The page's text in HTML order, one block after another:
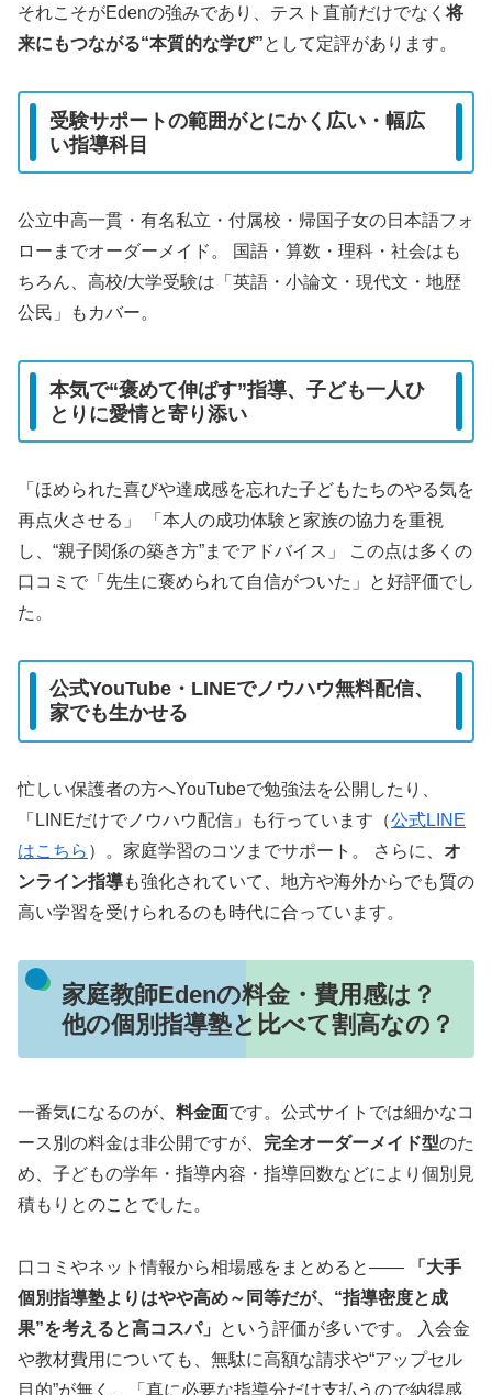
それこそがEdenの強みであり、テスト直前だけでなく将
来にもつながる“本質的な学び”として定評があります。
受験サポートの範囲がとにかく広い・幅広
い指導科目
公立中高一貫・有名私立・付属校・帰国子女の日本語フォ
ローまでオーダーメイド。 国語・算数・理科・社会はも
ちろん、高校/大学受験は「英語・小論文・現代文・地歴
公民」もカバー。
本気で“褒めて伸ばす”指導、子ども一人ひ
とりに愛情と寄り添い
「ほめられた喜びや達成感を忘れた子どもたちのやる気を
再点火させる」 「本人の成功体験と家族の協力を重視
し、“親子関係の築き方”までアドバイス」 この点は多くの
口コミで「先生に褒められて自信がついた」と好評価でし
た。
公式YouTube・LINEでノウハウ無料配信、
家でも生かせる
忙しい保護者の方へYouTubeで勉強法を公開したり、
「LINEだけでノウハウ配信」も行っています（公式LINE
はこちら ）。家庭学習のコツまでサポート。 さらに、 オ
ンライン指導も強化されていて、地方や海外からでも質の
高い学習を受けられるのも時代に合っています。
家庭教師Edenの料金・費用感は？
他の個別指導塾と比べて割高なの？
一番気になるのが、 料金面です。公式サイトでは細かなコ
ース別の料金は非公開ですが、 完全オーダーメイド型のた
め、子どもの学年・指導内容・指導回数などにより個別見
積もりとのことでした。
口コミやネット情報から相場感をまとめると――
「大手
個別指導塾よりはやや高め～同等だが、“指導密度と成
果”を考えると高コスパ」
という評価が多いです。 入会金
や教材費用についても、無駄に高額な請求や“アップセル
目的”が無く、「真に必要な指導分だけ支払うので納得感